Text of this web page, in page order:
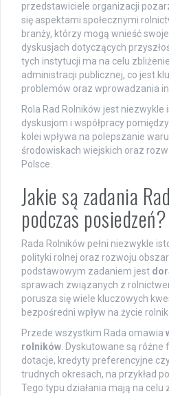
przedstawiciele organizacji
się aspektami społecznymi
branży, którzy mogą wnieść
dyskusjach dotyczących
tych instytucji ma na celu
administracji publicznej, co jest
problemów oraz wprowadzania
Rola Rad Rolników jest
dyskusjom i współpracy
kolei wpływa na polepszanie
środowiskach wiejskich oraz
Polsce.
Jakie są zadania
podczas posiedzeń?
Rada Rolników pełni niezwykle
polityki rolnej oraz rozwoju
podstawowym zadaniem jest
sprawach związanych z
porusza się wiele kluczowych
bezpośredni wpływ na życie
Przede wszystkim Rada omawia
rolników. Dyskutowane są różne
dotacje, kredyty preferencyjne
trudnych okresach, na przykład
Tego typu działania mają na